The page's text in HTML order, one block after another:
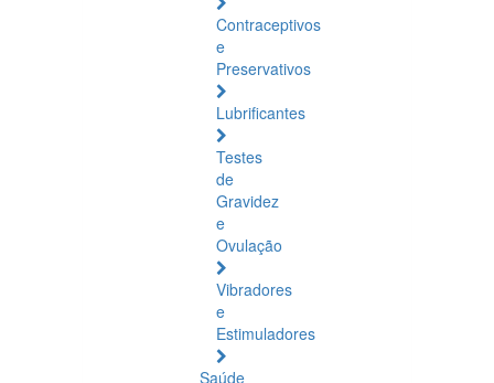
Contraceptivos
e
Preservativos
Lubrificantes
Testes
de
Gravidez
e
Ovulação
Vibradores
e
Estimuladores
Saúde